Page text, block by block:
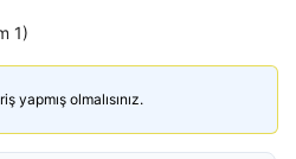
1)
yapmış olmalısınız.